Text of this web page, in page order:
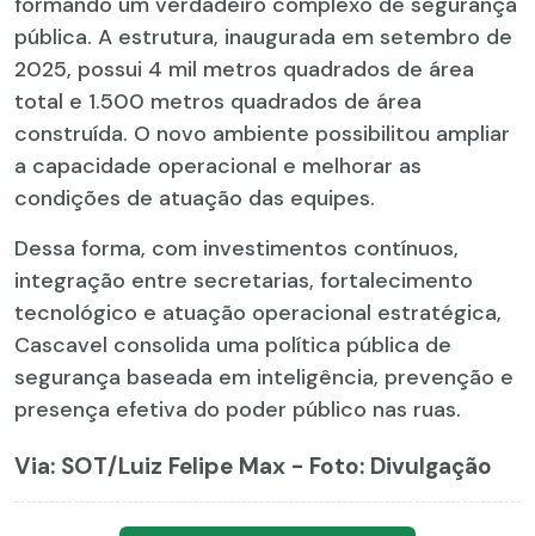
pública. A estrutura, inaugurada em setembro de
2025, possui 4 mil metros quadrados de área
total e 1.500 metros quadrados de área
construída. O novo ambiente possibilitou ampliar
a capacidade operacional e melhorar as
condições de atuação das equipes.
Dessa forma, com investimentos contínuos,
integração entre secretarias, fortalecimento
tecnológico e atuação operacional estratégica,
Cascavel consolida uma política pública de
segurança baseada em inteligência, prevenção e
presença efetiva do poder público nas ruas.
Via: SOT/Luiz Felipe Max - Foto: Divulgação